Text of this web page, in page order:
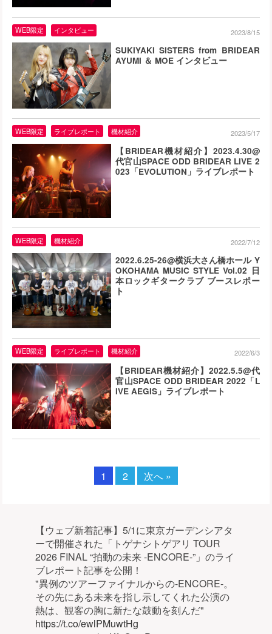
SUKIYAKI SISTERS from BRIDEAR
AYUMI ＆ MOE インタビュー
WEB限定 インタビュー 2023/8/15
【BRIDEAR機材紹介】2023.4.30@
代官山SPACE ODD BRIDEAR LIVE 2
023「EVOLUTION」ライブレポート
WEB限定 ライブレポート 機材紹介 2023/5/17
2022.6.25-26@横浜大さん橋ホール Y
OKOHAMA MUSIC STYLE Vol.02 日
本ロックギタークラブ ブースレポー
ト
WEB限定 機材紹介 2022/7/12
【BRIDEAR機材紹介】2022.5.5@代
官山SPACE ODD BRIDEAR 2022「L
IVE AEGIS」ライブレポート
WEB限定 ライブレポート 機材紹介 2022/6/3
1 2 次へ »
【ウェブ新着記事】5/1に東京ガーデンシアタ
ーで開催された「トゲナシトゲアリ TOUR
2026 FINAL “拍動の未来 -ENCORE-”」のライ
ブレポート記事を公開！
"異例のツアーファイナルからの-ENCORE-。
その先にある未来を指し示してくれた公演の
熱は、観客の胸に新たな鼓動を刻んだ"
https://t.co/ewlPMuwtHg